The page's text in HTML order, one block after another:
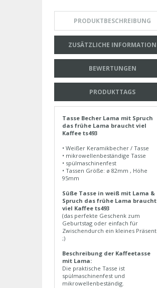
PRODUKTBESCHREIBUNG
ZUSÄTZLICHE INFORMATION
BEWERTUNGEN
PRODUKTTAGS
Tasse Becher Lama mit Spruch
das frühe Lama braucht viel
Kaffee ts493
• Weißer Keramikbecher / Tasse
• mikrowellenbeständige Tasse
• spülmaschinenfest
• Tassen Größe: ø 82mm , Höhe
95mm
Süße Tasse in weiß mit Lama &
Spruch das frühe Lama braucht
viel Kaffee ts493
(das perfekte Geschenk zum
Geburtstag oder einfach für
Zwischendurch ein kleines Präsent
;)
Beschreibung der Kaffeetasse
mit Lama:
Die praktische Tasse ist
spülmaschinenfest und
mikrowellenbeständig.